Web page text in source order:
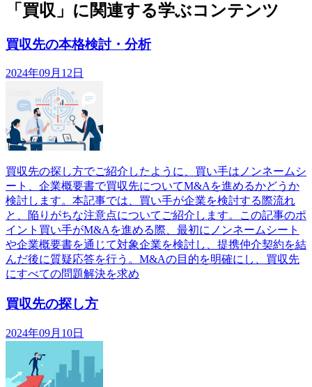
「買収」に関連する学ぶコンテンツ
買収先の本格検討・分析
2024年09月12日
買収先の探し方でご紹介したように、買い手はノンネームシ
ート、企業概要書で買収先についてM&Aを進めるかどうか
検討します。本記事では、買い手が企業を検討する際流れ
と、陥りがちな注意点についてご紹介します。この記事のポ
イント買い手がM&Aを進める際、最初にノンネームシート
や企業概要書を通じて対象企業を検討し、提携仲介契約を結
んだ後に質疑応答を行う。M&Aの目的を明確にし、買収先
にすべての問題解決を求め
買収先の探し方
2024年09月10日